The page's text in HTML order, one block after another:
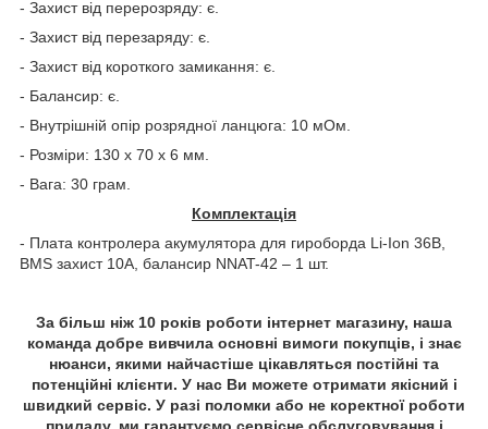
- Захист від перерозряду: є.
- Захист від перезаряду: є.
- Захист від короткого замикання: є.
- Балансир: є.
- Внутрішній опір розрядної ланцюга: 10 мОм.
- Розміри: 130 х 70 х 6 мм.
- Вага: 30 грам.
Комплектація
- Плата контролера акумулятора для гироборда Li-Ion 36В,
BMS захист 10А, балансир NNAT-42 – 1 шт.
За більш ніж 10 років роботи інтернет магазину, наша
команда добре вивчила основні вимоги покупців, і знає
нюанси, якими найчастіше цікавляться постійні та
потенційні клієнти. У нас Ви можете отримати якісний і
швидкий сервіс. У разі поломки або не коректної роботи
приладу, ми гарантуємо сервісне обслуговування і